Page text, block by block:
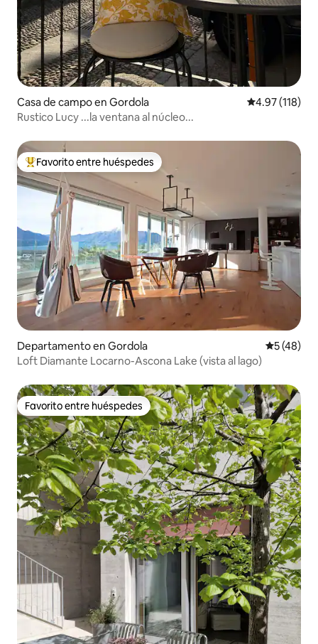
Casa de campo en Gordola Calificación
4.97 (118)
Rustico Lucy ...la ventana al núcleo...
De los mejores en Favorito entre huéspedes
Favorito entre huéspedes
Departamento en Gordola
5 (48)
Loft Diamante Locarno-Ascona Lake (vista al lago)
Favorito entre huéspedes
Favorito entre huéspedes